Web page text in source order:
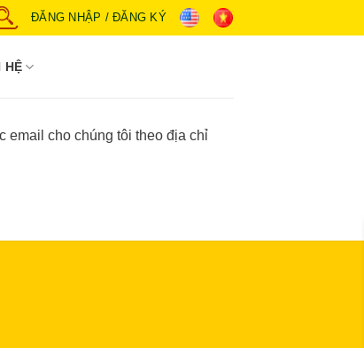
ĐĂNG NHẬP / ĐĂNG KÝ
HỆ
email cho chúng tôi theo địa chỉ